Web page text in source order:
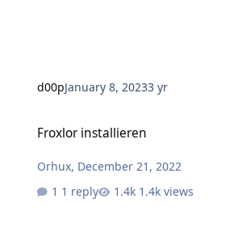
d00pJanuary 8, 20233 yr
Froxlor installieren
Orhux, December 21, 2022
1 reply
1.4k views